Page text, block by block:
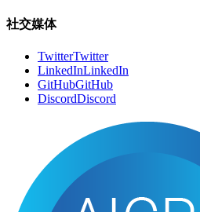
社交媒体
TwitterTwitter
LinkedInLinkedIn
GitHubGitHub
DiscordDiscord